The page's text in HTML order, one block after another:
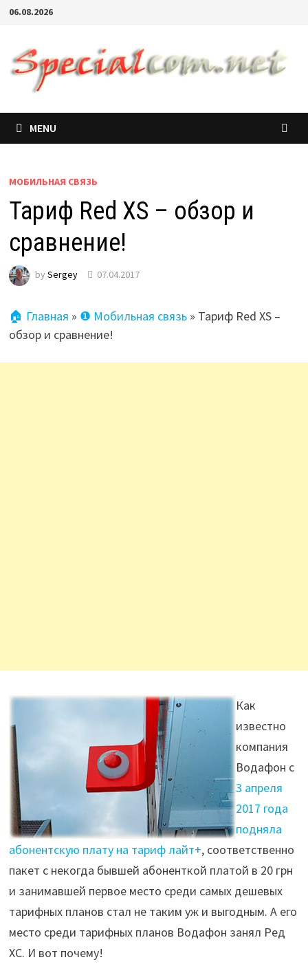
06.08.2026
MENU
МОБИЛЬНАЯ СВЯЗЬ
Тариф Red XS – обзор и
сравнение!
by Sergey 07.04.2017
🏠 Главная » ❶ Мобильная связь» Тариф Red XS –
обзор и сравнение!
Как
известно
компания
Водафон с
3 апреля
2017 года
подняла
абонентскую плату на тариф лайт+, соответственно
пакет с некогда бывшей абоненткой платой в 20 грн
и занимавшей первое место среди самых дешевых
тарифных планов стал не таким уж и выгодным. А его
место среди тарифных планов Водафон занял Ред
XC. И вот почему!